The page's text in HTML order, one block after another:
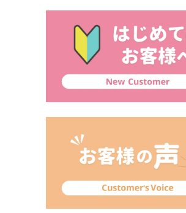
【東洋工業】埋込み